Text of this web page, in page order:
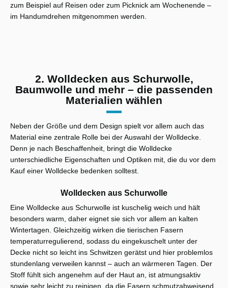
zum Beispiel auf Reisen oder zum Picknick am Wochenende –
im Handumdrehen mitgenommen werden.
2. Wolldecken aus Schurwolle,
Baumwolle und mehr – die passenden
Materialien wählen
Neben der Größe und dem Design spielt vor allem auch das
Material eine zentrale Rolle bei der Auswahl der Wolldecke.
Denn je nach Beschaffenheit, bringt die Wolldecke
unterschiedliche Eigenschaften und Optiken mit, die du vor dem
Kauf einer Wolldecke bedenken solltest.
Wolldecken aus Schurwolle
Eine Wolldecke aus Schurwolle ist kuschelig weich und hält
besonders warm, daher eignet sie sich vor allem an kalten
Wintertagen. Gleichzeitig wirken die tierischen Fasern
temperaturregulierend, sodass du eingekuschelt unter der
Decke nicht so leicht ins Schwitzen gerätst und hier problemlos
stundenlang verweilen kannst – auch an wärmeren Tagen. Der
Stoff fühlt sich angenehm auf der Haut an, ist atmungsaktiv
sowie sehr leicht zu reinigen, da die Fasern schmutzabweisend